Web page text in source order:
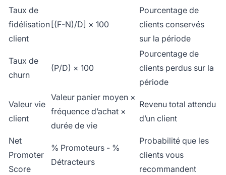
Taux de
fidélisation
client
[(F-N)/D] × 100
Pourcentage de
clients conservés
sur la période
Taux de
churn
(P/D) × 100
Pourcentage de
clients perdus sur la
période
Valeur vie
client
Valeur panier moyen ×
fréquence d’achat ×
durée de vie
Revenu total attendu
d’un client
Net
Promoter
Score
% Promoteurs - %
Détracteurs
Probabilité que les
clients vous
recommandent